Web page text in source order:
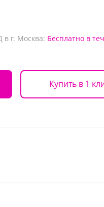
в г. Москва: Бесплатно в
Купить в 1